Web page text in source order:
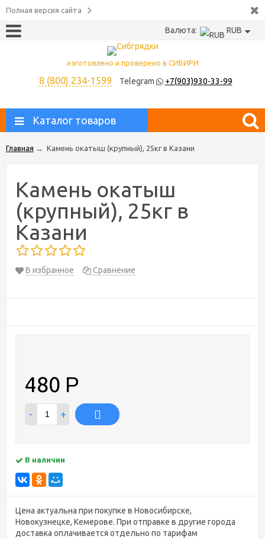
Полная версия сайта
Валюта: RUB
изготовлено и проверено в СИБИРИ
8 (800) 234-1599 Telegram +7(903)930-33-99
Каталог товаров
Главная → Камень окатыш (крупный), 25кг в Казани
Камень окатыш
(крупный), 25кг в
Казани
В избранное Сравнение
480 Р
- +
В наличии
Цена актуальна при покупке в Новосибирске,
Новокузнецке, Кемерове. При отправке в другие города
доставка оплачивается отдельно по тарифам